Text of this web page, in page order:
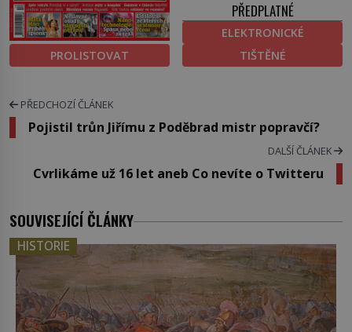
PROLISTOVAT
PŘEDPLATNÉ
ELEKTRONICKÉ
TIŠTĚNÉ
PŘEDCHOZÍ ČLÁNEK
Pojistil trůn Jiřímu z Poděbrad mistr popravčí?
DALŠÍ ČLÁNEK
Cvrlikáme už 16 let aneb Co nevíte o Twitteru
SOUVISEJÍCÍ ČLÁNKY
HISTORIE